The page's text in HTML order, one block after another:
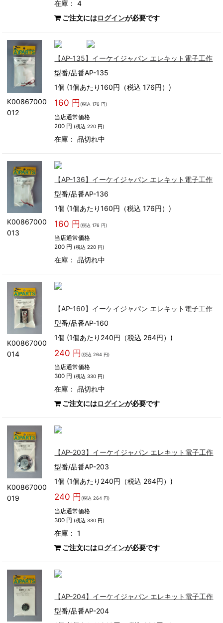
在庫： 4
ご注文にはログインが必要です
K00867000
012
【AP-135】イーケイジャパン エレキット電子工作
型番/品番AP-135
1個 (1個あたり160円（税込 176円）)
160 円 (税込 176 円)
当店通常価格
200 円 (税込 220 円)
在庫：品切れ中
K00867000
013
【AP-136】イーケイジャパン エレキット電子工作
型番/品番AP-136
1個 (1個あたり160円（税込 176円）)
160 円 (税込 176 円)
当店通常価格
200 円 (税込 220 円)
在庫：品切れ中
K00867000
014
【AP-160】イーケイジャパン エレキット電子工作
型番/品番AP-160
1個 (1個あたり240円（税込 264円）)
240 円 (税込 264 円)
当店通常価格
300 円 (税込 330 円)
在庫：品切れ中
ご注文にはログインが必要です
K00867000
019
【AP-203】イーケイジャパン エレキット電子工作
型番/品番AP-203
1個 (1個あたり240円（税込 264円）)
240 円 (税込 264 円)
当店通常価格
300 円 (税込 330 円)
在庫： 1
ご注文にはログインが必要です
【AP-204】イーケイジャパン エレキット電子工作
型番/品番AP-204